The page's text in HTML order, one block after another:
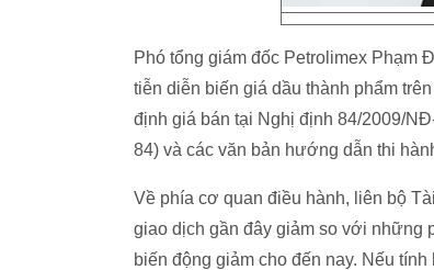
Phó tổng giám đốc Petrolimex Phạm
tiễn diễn biến giá dầu thành phẩm
định giá bán tại Nghị định 84/2009/
84) và các văn bản hướng dẫn thi
Về phía cơ quan điều hành, liên bộ
giao dịch gần đây giảm so với những
biến động giảm cho đến nay. Nếu